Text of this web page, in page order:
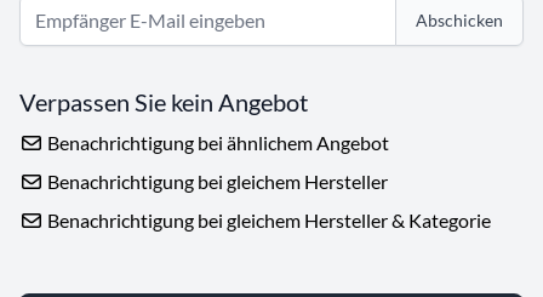
Abschicken
Verpassen Sie kein Angebot
Benachrichtigung bei ähnlichem Angebot
Benachrichtigung bei gleichem Hersteller
Benachrichtigung bei gleichem Hersteller & Kategorie